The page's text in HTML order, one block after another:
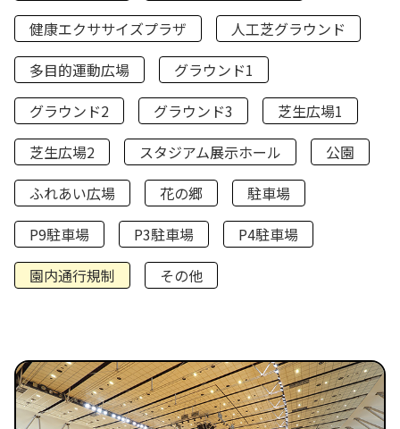
健康エクササイズプラザ
人工芝グラウンド
多目的運動広場
グラウンド1
グラウンド2
グラウンド3
芝生広場1
芝生広場2
スタジアム展示ホール
公園
ふれあい広場
花の郷
駐車場
P9駐車場
P3駐車場
P4駐車場
園内通行規制
その他